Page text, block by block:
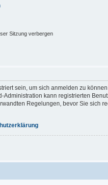
Sitzung verbergen
sein, um sich anmelden zu
Administration kann registrierten
Regelungen, bevor Sie sich